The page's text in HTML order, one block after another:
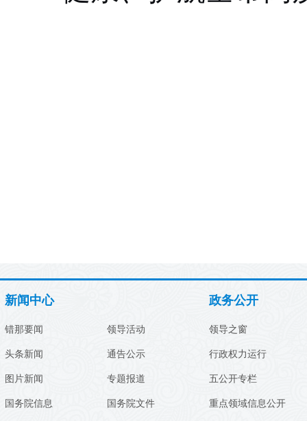
新闻中心
错那要闻
头条新闻
图片新闻
国务院信息
领导活动
通告公示
专题报道
国务院文件
政务公开
领导之窗
行政权力运行
五公开专栏
重点领域信息公开